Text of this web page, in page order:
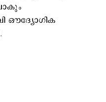
ഔദ്യോഗിക